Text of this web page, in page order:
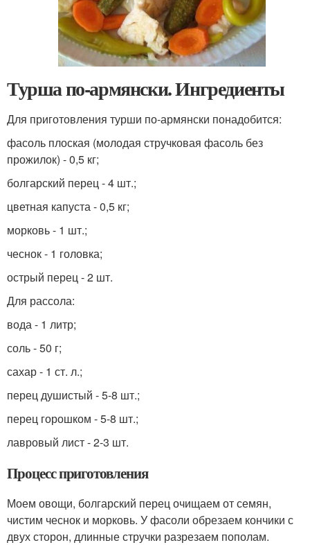
Турша по-армянски. Ингредиенты
Для приготовления турши по-армянски понадобится:
фасоль плоская (молодая стручковая фасоль без
прожилок) - 0,5 кг;
болгарский перец - 4 шт.;
цветная капуста - 0,5 кг;
морковь - 1 шт.;
чеснок - 1 головка;
острый перец - 2 шт.
Для рассола:
вода - 1 литр;
соль - 50 г;
сахар - 1 ст. л.;
перец душистый - 5-8 шт.;
перец горошком - 5-8 шт.;
лавровый лист - 2-3 шт.
Процесс приготовления
Моем овощи, болгарский перец очищаем от семян,
чистим чеснок и морковь. У фасоли обрезаем кончики с
двух сторон, длинные стручки разрезаем пополам.